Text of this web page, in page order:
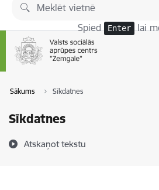
Pāriet uz lapas saturu
Spied Enter lai
Sākums Sīkdatnes
Sīkdatnes
Atskaņot tekstu